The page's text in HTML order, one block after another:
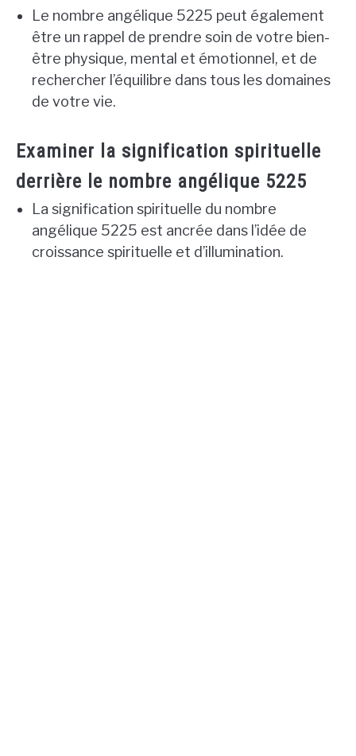
Le nombre angélique 5225 peut également
être un rappel de prendre soin de votre bien-
être physique, mental et émotionnel, et de
rechercher l’équilibre dans tous les domaines
de votre vie.
Examiner la signification spirituelle
derrière le nombre angélique 5225
La signification spirituelle du nombre
angélique 5225 est ancrée dans l’idée de
croissance spirituelle et d’illumination.